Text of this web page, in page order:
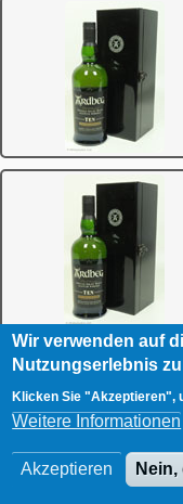
Wir verwenden auf
Nutzungserlebnis
Klicken Sie "Akzeptieren",
Weitere Informationen
Akzeptieren